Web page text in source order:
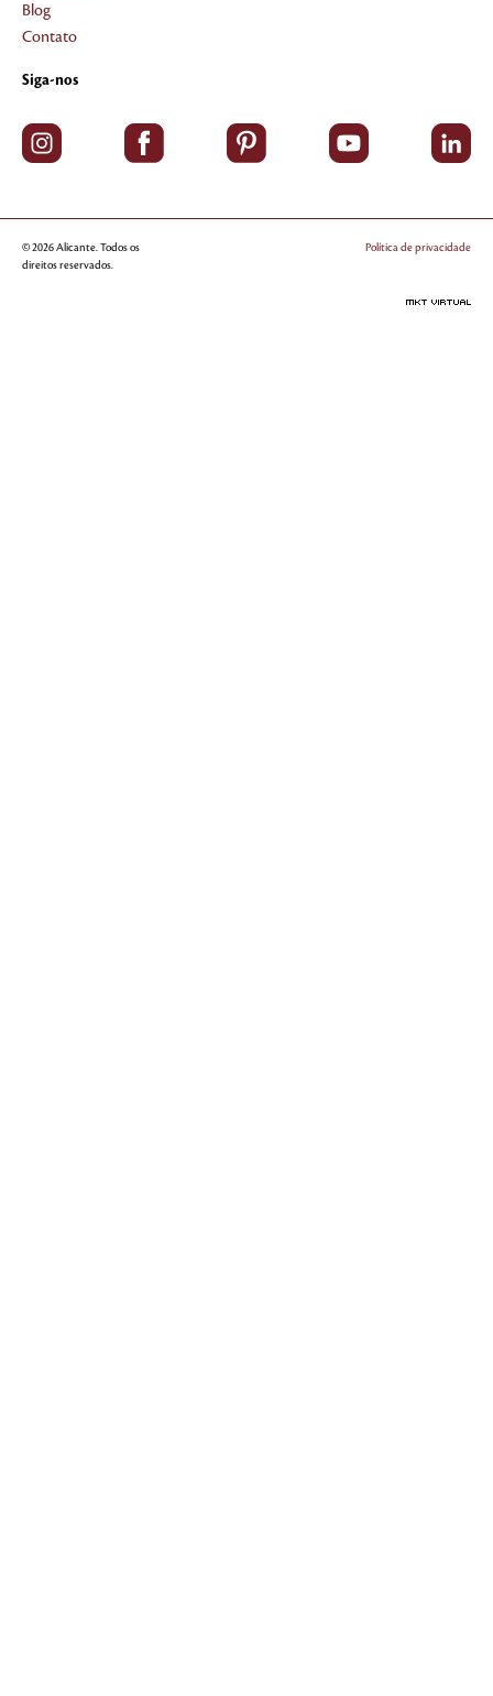
Blog
Contato
Siga-nos
© 2026 Alicante. Todos os
direitos reservados.
Política de privacidade